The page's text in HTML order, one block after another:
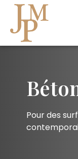
Pour des